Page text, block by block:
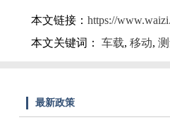
本文链接： https://
本文关键词： 车载, 移动,
最新政策